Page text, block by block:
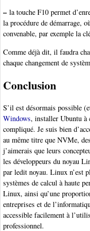
–la touche F10 permet
la procédure de démarrage,
convenable, par exemple la
Comme déjà dit, il faudra
chaque changement de
Conclusion
S’il est désormais possible
Windows, installer Ubuntu à
compliqué. Je suis bien
au même titre que NVMe,
j’aimerais que leurs
les développeurs du noyau
par ledit noyau. Linux n’est
systèmes de calcul à haute
Linux, ainsi qu’une
entreprises et de
accessible facilement à
professionnel.